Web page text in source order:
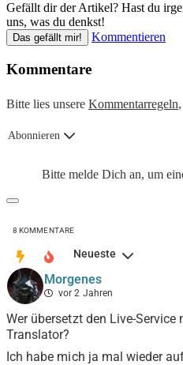
Gefällt dir der Artikel? Hast du
uns, was du denkst!
Das gefällt mir! Kommentieren
Kommentare
Bitte lies unsere Kommentarregeln
Abonnieren
Bitte melde Dich an, um
8 KOMMENTARE
Neueste
Morgenes
vor 2 Jahren
Wer übersetzt den Live-
Translator?
Ich habe mich ja mal wieder